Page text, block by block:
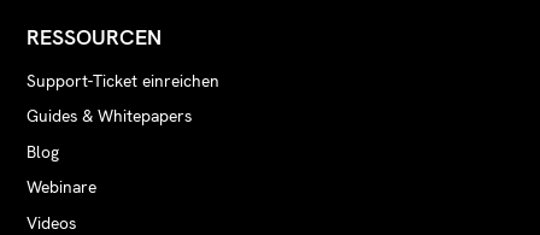
RESSOURCEN
Support-Ticket einreichen
Guides & Whitepapers
Blog
Webinare
Videos